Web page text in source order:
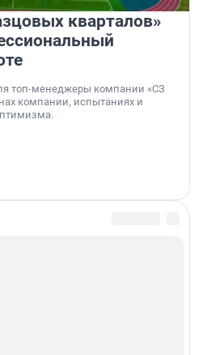
кварталов»
топ-менеджеры компании «СЗ
компании, испытаниях и